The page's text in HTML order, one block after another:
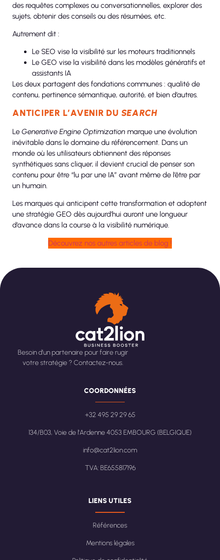
des requêtes complexes ou conversationnelles, explorer des
sujets, obtenir des conseils ou des résumées, etc.
Autrement dit :
Le SEO vise la visibilité sur les moteurs traditionnels
Le GEO vise la visibilité dans les modèles génératifs et
assistants IA
Les deux partagent des fondations communes : qualité de
contenu, pertinence sémantique, autorité, et bien d’autres.
ANTICIPER L’AVENIR DU SEARCH
Le Generative Engine Optimization marque une évolution
inévitable dans le domaine du référencement. Dans un
monde où les utilisateurs obtiennent des réponses
synthétiques sans cliquer, il devient crucial de penser son
contenu pour être “lu par une IA” avant même de l’être par
un humain.
Les marques qui anticipent cette transformation et adoptent
une stratégie GEO dès aujourd’hui auront une longueur
d’avance dans la course à la visibilité numérique.
Découvrez nos autres articles de blog !
Besoin d’un partenaire pour faire rugir
votre stratégie ? Contactez-nous.
COORDONNÉES
+32 495 29 29 65
134/B03, Voie de l'Ardenne 4053 EMBOURG (BELGIQUE)
info@cat2lion.com
TVA: BE655817196
LIENS UTILES
Références
Mentions légales